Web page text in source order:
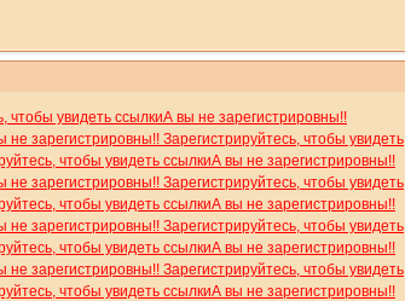
чтобы увидеть ссылкиА вы не зарегистрировны!!
не зарегистрировны!! Зарегистрируйтесь, чтобы увидеть
чтобы увидеть ссылкиА вы не зарегистрировны!!
не зарегистрировны!! Зарегистрируйтесь, чтобы увидеть
чтобы увидеть ссылкиА вы не зарегистрировны!!
не зарегистрировны!! Зарегистрируйтесь, чтобы увидеть
чтобы увидеть ссылкиА вы не зарегистрировны!!
не зарегистрировны!! Зарегистрируйтесь, чтобы увидеть
чтобы увидеть ссылкиА вы не зарегистрировны!!